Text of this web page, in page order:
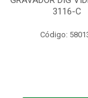
3116-C
Código: